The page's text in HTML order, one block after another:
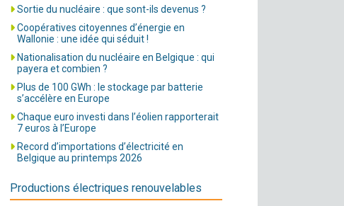
Sortie du nucléaire : que sont-ils devenus ?
Coopératives citoyennes d’énergie en
Wallonie : une idée qui séduit !
Nationalisation du nucléaire en Belgique : qui
payera et combien ?
Plus de 100 GWh : le stockage par batterie
s’accélère en Europe
Chaque euro investi dans l’éolien rapporterait
7 euros à l’Europe
Record d’importations d’électricité en
Belgique au printemps 2026
Productions électriques renouvelables